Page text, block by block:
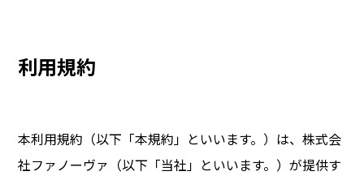
利用規約
本利用規約（以下「本規約」といいます。）は、株式会
社ファノーヴァ（以下「当社」といいます。）が提供す